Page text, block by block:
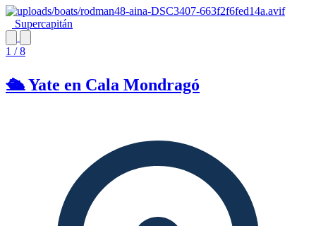
Supercapitán
1 / 8
🛳️ Yate en Cala Mondragó